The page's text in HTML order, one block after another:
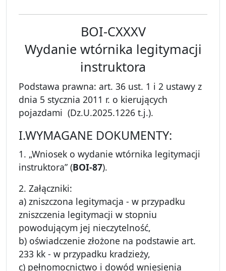
BOI-CXXXV
Wydanie wtórnika legitymacji
instruktora
Podstawa prawna: art. 36 ust. 1 i 2 ustawy z
dnia 5 stycznia 2011 r. o kierujących
pojazdami (Dz.U.2025.1226 t.j.).
I.WYMAGANE DOKUMENTY:
1. „Wniosek o wydanie wtórnika legitymacji
instruktora” (BOI-87).
2. Załączniki:
a) zniszczona legitymacja - w przypadku
zniszczenia legitymacji w stopniu
powodującym jej nieczytelność,
b) oświadczenie złożone na podstawie art.
233 kk - w przypadku kradzieży,
c) pełnomocnictwo i dowód wniesienia